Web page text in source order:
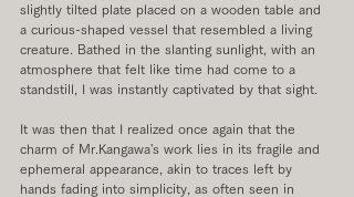
slightly tilted plate placed on a wooden table and
a curious-shaped vessel that resembled a living
creature. Bathed in the slanting sunlight, with an
atmosphere that felt like time had come to a
standstill, I was instantly captivated by that sight.
It was then that I realized once again that the
charm of Mr.Kangawa's work lies in its fragile and
ephemeral appearance, akin to traces left by
hands fading into simplicity, as often seen in